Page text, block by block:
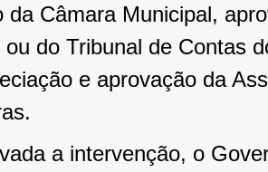
da Câmara Municipal,
do Tribunal de Contas
e aprovação da
a intervenção, o